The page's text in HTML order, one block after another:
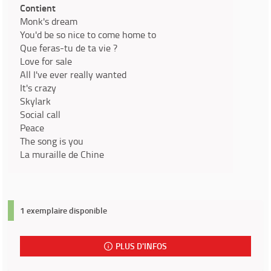
Contient
Monk's dream
You'd be so nice to come home to
Que feras-tu de ta vie ?
Love for sale
All I've ever really wanted
It's crazy
Skylark
Social call
Peace
The song is you
La muraille de Chine
1 exemplaire disponible
PLUS D'INFOS